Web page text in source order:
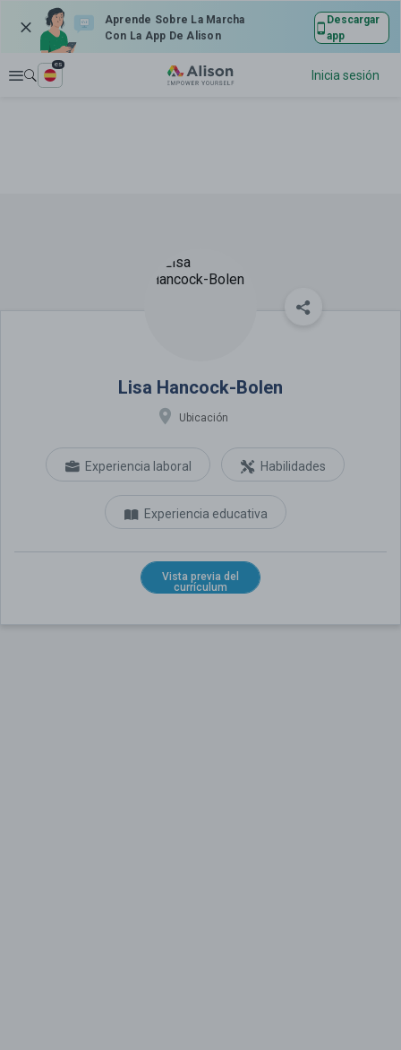
Aprende Sobre La Marcha
Con La App De Alison
Descargar
app
Explorar
es
Inicia sesión
Lisa Hancock-Bolen
Ubicación
Experiencia laboral
Experiencia educativa
Habilidades
Vista previa del
currículum